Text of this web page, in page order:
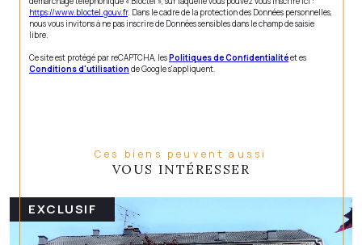
https://www.bloctel.gouv.fr. Dans le cadre de la protection des Données personnelles,
nous vous invitons à ne pas inscrire de Données sensibles dans le champ de saisie
libre.
Ce site est protégé par reCAPTCHA, lesPolitiques de Confidentialitéet es
Conditions d'utilisation de Google s'appliquent.
Ces biens peuvent aussi
VOUS INTÉRESSER
EXCLUSIF